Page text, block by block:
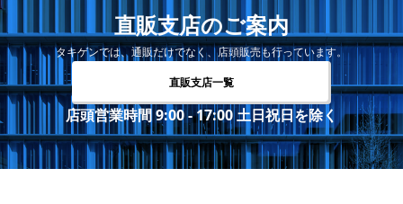
直販支店のご案内
タキゲンでは、通販だけでなく、店頭販売も行っています。
直販支店一覧
店頭営業時間 9:00 - 17:00 土日祝日を除く